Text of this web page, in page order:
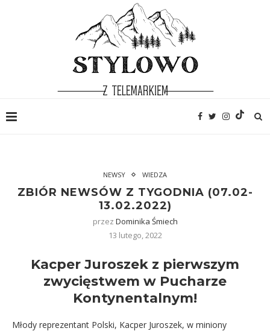
NEWSY WIEDZA
ZBIÓR NEWSÓW Z TYGODNIA (07.02-
13.02.2022)
przez Dominika Śmiech
13 lutego, 2022
Kacper Juroszek z pierwszym
zwycięstwem w Pucharze
Kontynentalnym!
Młody reprezentant Polski, Kacper Juroszek, w miniony